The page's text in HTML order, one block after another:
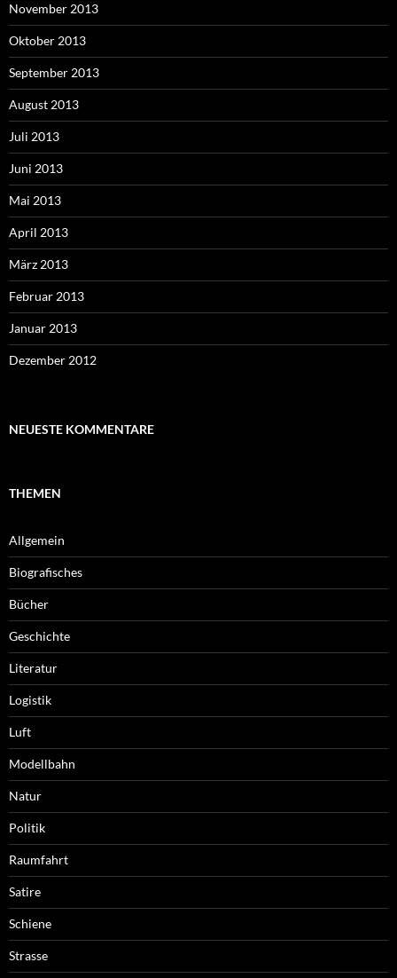
November 2013
Oktober 2013
September 2013
August 2013
Juli 2013
Juni 2013
Mai 2013
April 2013
März 2013
Februar 2013
Januar 2013
Dezember 2012
NEUESTE KOMMENTARE
THEMEN
Allgemein
Biografisches
Bücher
Geschichte
Literatur
Logistik
Luft
Modellbahn
Natur
Politik
Raumfahrt
Satire
Schiene
Strasse